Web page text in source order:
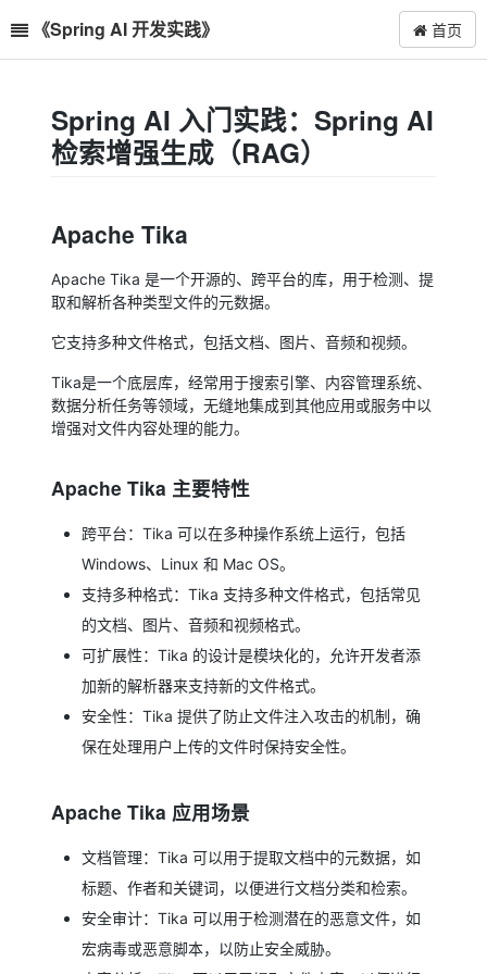
《Spring AI 开发实践》 首页
Spring AI 入门实践：Spring AI
检索增强生成（RAG）
Apache Tika
Apache Tika 是一个开源的、跨平台的库，用于检测、提
取和解析各种类型文件的元数据。
它支持多种文件格式，包括文档、图片、音频和视频。
Tika是一个底层库，经常用于搜索引擎、内容管理系统、
数据分析任务等领域，无缝地集成到其他应用或服务中以
增强对文件内容处理的能力。
Apache Tika 主要特性
跨平台：Tika 可以在多种操作系统上运行，包括
Windows、Linux 和 Mac OS。
支持多种格式：Tika 支持多种文件格式，包括常见
的文档、图片、音频和视频格式。
可扩展性：Tika 的设计是模块化的，允许开发者添
加新的解析器来支持新的文件格式。
安全性：Tika 提供了防止文件注入攻击的机制，确
保在处理用户上传的文件时保持安全性。
Apache Tika 应用场景
文档管理：Tika 可以用于提取文档中的元数据，如
标题、作者和关键词，以便进行文档分类和检索。
安全审计：Tika 可以用于检测潜在的恶意文件，如
宏病毒或恶意脚本，以防止安全威胁。